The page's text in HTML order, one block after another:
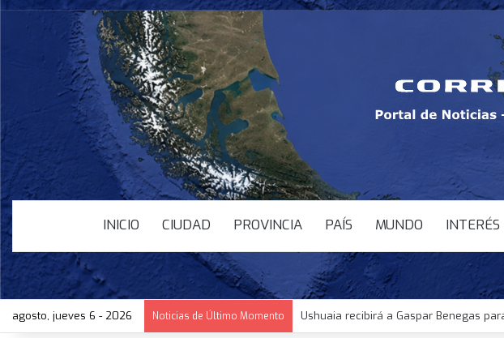
INICIO CIUDAD PROVINCIA PAÍS MUNDO
agosto, jueves 6 - 2026 Noticias de Último Momento Lula endureció sus críticas a Trump